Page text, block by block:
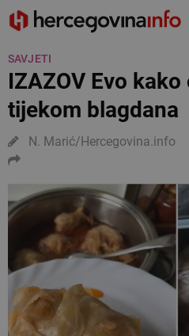
SAVJETI
IZAZOV Evo
tijekom blagdana
N. Marić/Hercegovina.info